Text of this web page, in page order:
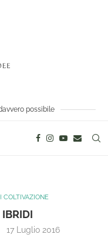
possibile
COLTIVAZIONE
17 Luglio 2016